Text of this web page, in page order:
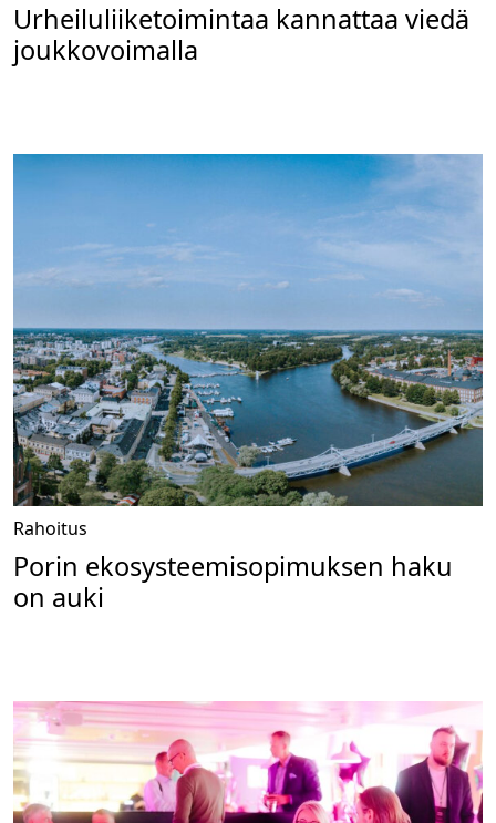
Urheiluliiketoimintaa kannattaa viedä
joukkovoimalla
Rahoitus
Porin ekosysteemisopimuksen haku
on auki